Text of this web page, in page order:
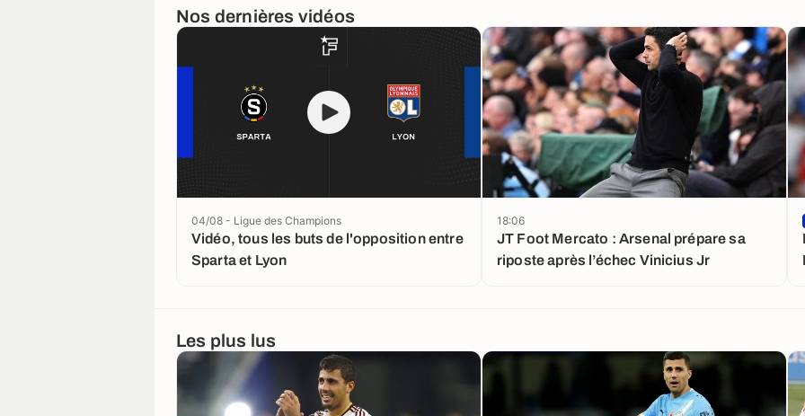
Nos dernières vidéos
Vidéo, tous les buts de l'opposition entre
Sparta et Lyon
04/08 - Ligue des Champions
JT Foot Mercato : Arsenal prépare sa
riposte après l’échec Vinicius Jr
18:06
Les plus lus